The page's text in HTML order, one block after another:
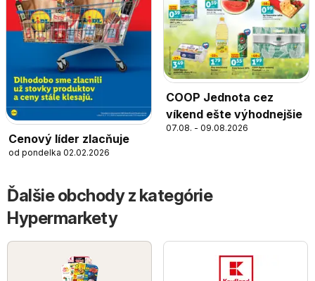
Cenový líder zlacňuje
od pondelka 02.02.2026
COOP Jednota cez
víkend ešte výhodnejšie
07.08. - 09.08.2026
Ďalšie obchody z kategórie
Hypermarkety